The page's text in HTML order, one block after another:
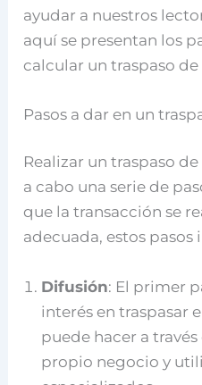
ayudar a nuestros
aquí se presentan los
calcular un traspaso
Pasos a dar en un
Realizar un traspaso
a cabo una serie de
que la transacción se
adecuada, estos pasos
Difusión: El primer
interés en traspasar
puede hacer a
propio negocio y